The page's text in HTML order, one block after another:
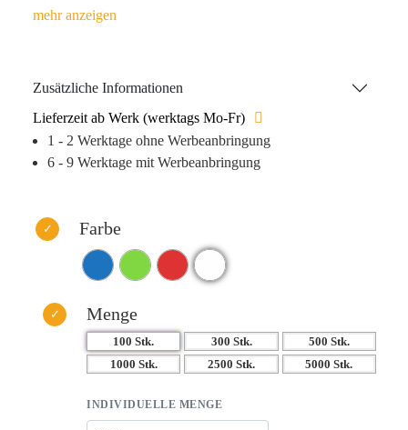
originelles Design und seine Funktionalität. Jede Kante
der perforierte Griff erleichtern das Halten während der
obligatorischen „Schneespielerei“.
Zusätzliche Informationen
Lieferzeit ab Werk (werktags Mo-Fr)
1 - 2 Werktage ohne Werbeanbringung
6 - 9 Werktage mit Werbeanbringung
Farbe
Menge
100 Stk. 300 Stk.
500 Stk.
1000 Stk.
2500 Stk. 5000 Stk.
INDIVIDUELLE MENGE